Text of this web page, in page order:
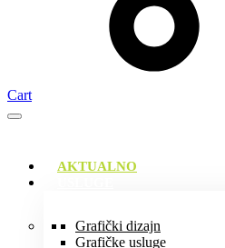
Cart
AKTUALNO
Grafički dizajn
Grafičke usluge